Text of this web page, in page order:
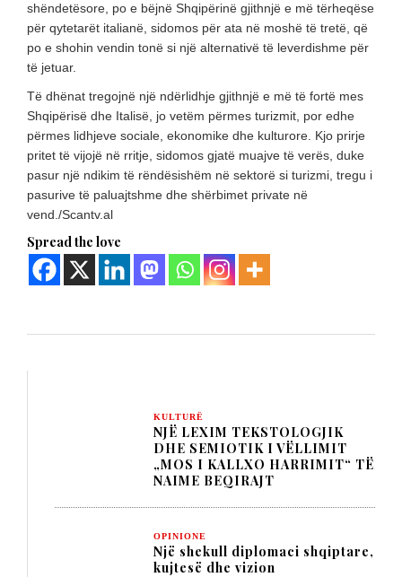
shëndetësore, po e bëjnë Shqipërinë gjithnjë e më tërheqëse
për qytetarët italianë, sidomos për ata në moshë të tretë, që
po e shohin vendin tonë si një alternativë të leverdishme për
të jetuar.
Të dhënat tregojnë një ndërlidhje gjithnjë e më të fortë mes
Shqipërisë dhe Italisë, jo vetëm përmes turizmit, por edhe
përmes lidhjeve sociale, ekonomike dhe kulturore. Kjo prirje
pritet të vijojë në rritje, sidomos gjatë muajve të verës, duke
pasur një ndikim të rëndësishëm në sektorë si turizmi, tregu i
pasurive të paluajtshme dhe shërbimet private në
vend./Scantv.al
Spread the love
KULTURË
NJË LEXIM TEKSTOLOGJIK
DHE SEMIOTIK I VËLLIMIT
„MOS I KALLXO HARRIMIT“ TË
NAIME BEQIRAJT
OPINIONE
Një shekull diplomaci shqiptare,
kujtesë dhe vizion